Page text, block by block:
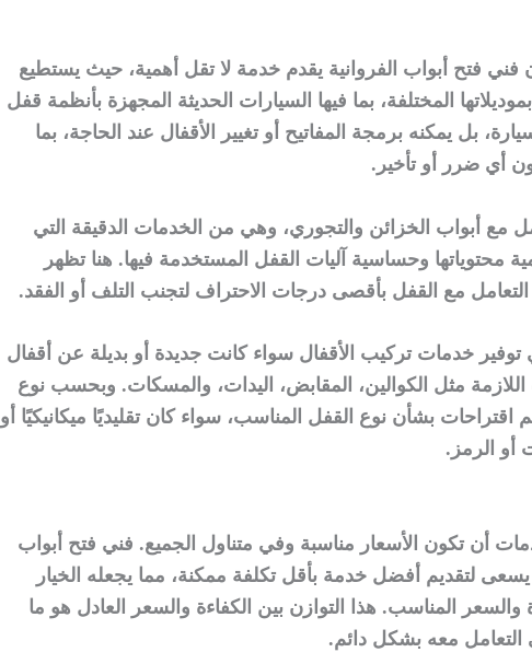
فني فتح أبواب الفروانية يقدم خدمة لا تقل أهمية، حيث يستطيع
المختلفة، بما فيها السيارات الحديثة المجهزة بأنظمة قفل
بل يمكنه برمجة المفاتيح أو تغيير الأقفال عند الحاجة، بما
أي ضرر أو تأخير.
مع أبواب الخزائن والتجوري، وهي من الخدمات الدقيقة التي
محتوياتها وحساسية آليات القفل المستخدمة فيها. هنا تظهر
التعامل مع القفل بأقصى درجات الاحتراف لتجنب التلف أو الفقد.
خدمات تركيب الأقفال سواء كانت جديدة أو بديلة عن أقفال
مثل الكوالين، المقابض، اليدات، والمسكات. وبحسب نوع
اقتراحات بشأن نوع القفل المناسب، سواء كان تقليديًا ميكانيكيًا أو
أو الرمز.
أن تكون الأسعار مناسبة وفي متناول الجميع. فني فتح أبواب
يسعى لتقديم أفضل خدمة بأقل تكلفة ممكنة، مما يجعله الخيار
المناسب. هذا التوازن بين الكفاءة والسعر العادل هو ما
التعامل معه بشكل دائم.